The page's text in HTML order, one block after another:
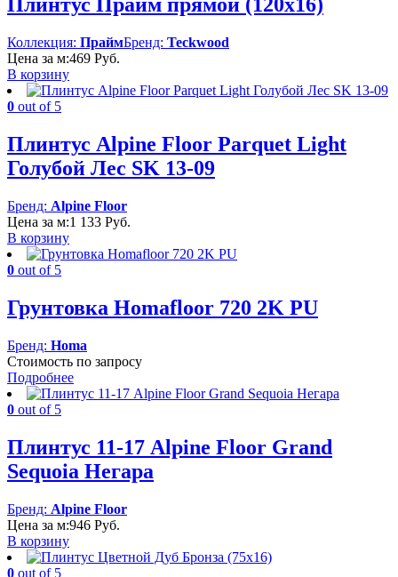
Плинтус Прайм прямой (120х16)
Коллекция: ПраймБренд: Teckwood
Цена за м:469 Руб.
В корзину
0 out of 5
Плинтус Alpine Floor Parquet Light
Голубой Лес SK 13-09
Бренд: Alpine Floor
Цена за м:1 133 Руб.
В корзину
0 out of 5
Грунтовка Homafloor 720 2K PU
Бренд: Homa
Стоимость по запросу
Подробнее
0 out of 5
Плинтус 11-17 Alpine Floor Grand
Sequoia Негара
Бренд: Alpine Floor
Цена за м:946 Руб.
В корзину
0 out of 5